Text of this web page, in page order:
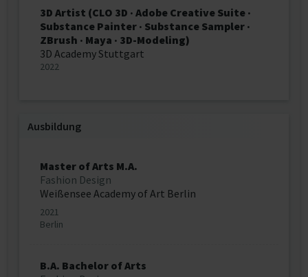
3D Artist (CLO 3D · Adobe Creative Suite ·
Substance Painter · Substance Sampler ·
ZBrush · Maya · 3D-Modeling)
3D Academy Stuttgart
2022
Ausbildung
Master of Arts M.A.
Fashion Design
Weißensee Academy of Art Berlin
2021
Berlin
B.A. Bachelor of Arts